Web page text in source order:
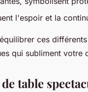
l'espoir et la
ces
qui subliment votre
table